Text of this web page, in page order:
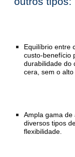
Equilíbrio entre
custo-benefício
durabilidade do
cera, sem o
Ampla gama de
diversos tipos
flexibilidade.